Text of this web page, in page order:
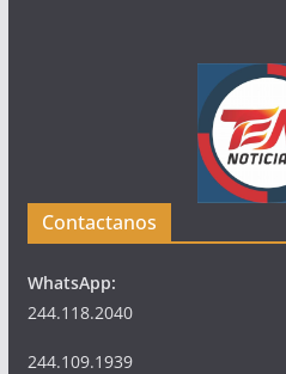
Contactanos
WhatsApp:
244.118.2040
244.109.1939